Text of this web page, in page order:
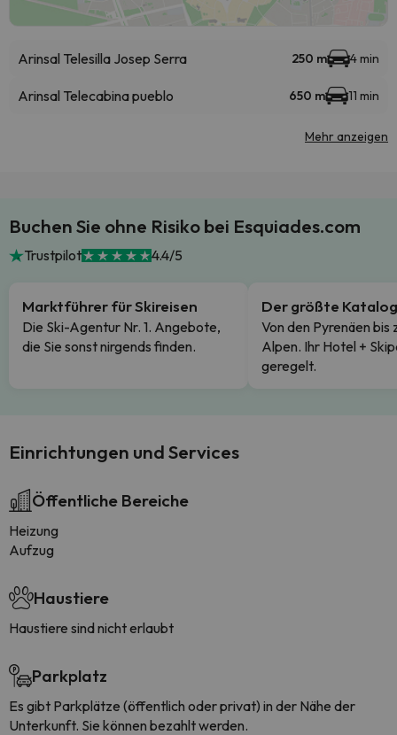
Arinsal Telesilla Josep Serra 250 m 4 min
Arinsal Telecabina pueblo 650 m 11 min
Mehr anzeigen
Buchen Sie ohne Risiko bei Esquiades.com
Trustpilot 4.4/5
Marktführer für Skireisen
Die Ski-Agentur Nr. 1. Angebote,
die Sie sonst nirgends finden.
Der größte Katalog
Von den Pyrenäen bis
Alpen. Ihr Hotel +
geregelt.
Einrichtungen und Services
Öffentliche Bereiche
Heizung
Aufzug
Haustiere
Haustiere sind nicht erlaubt
Parkplatz
Es gibt Parkplätze (öffentlich oder privat) in der Nähe der
Unterkunft. Sie können bezahlt werden.